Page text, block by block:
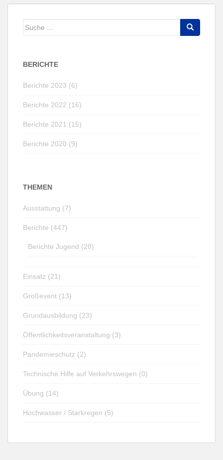
Suche
BERICHTE
Berichte 2023 (6)
Berichte 2022 (16)
Berichte 2021 (15)
Berichte 2020 (9)
THEMEN
Ausstattung (7)
Berichte (447)
Berichte Jugend (28)
Einsatz (21)
Großevent (13)
Grundausbildung (23)
Öffentlichkeitsveranstaltung (3)
Pandemieschutz (2)
Technische Hilfe auf Verkehrswegen (0)
Übung (14)
Hochwasser / Starkregen (5)